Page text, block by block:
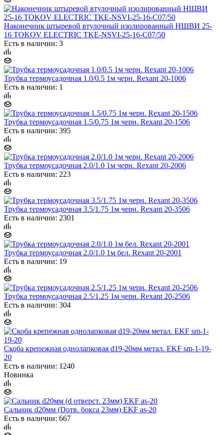
Наконечник штыревой втулочный изолированный НШВИ 25-
16 TOKOV ELECTRIC TKE-NSVI-25-16-C07/50
Есть в наличии: 3
Трубка термоусадочная 1.0/0.5 1м черн. Rexant 20-1006
Есть в наличии: 1
Трубка термоусадочная 1.5/0.75 1м черн. Rexant 20-1506
Есть в наличии: 395
Трубка термоусадочная 2.0/1.0 1м черн. Rexant 20-2006
Есть в наличии: 223
Трубка термоусадочная 3.5/1.75 1м черн. Rexant 20-3506
Есть в наличии: 2301
Трубка термоусадочная 2.0/1.0 1м бел. Rexant 20-2001
Есть в наличии: 19
Трубка термоусадочная 2.5/1.25 1м черн. Rexant 20-2506
Есть в наличии: 304
Скоба крепежная однолапковая d19-20мм метал. EKF sm-1-19-
20
Есть в наличии: 1240
Новинка
Сальник d20мм (Dотв. бокса 23мм) EKF as-20
Есть в наличии: 667